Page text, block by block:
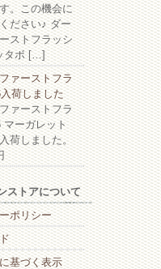
。この機会に
ださい♪ ダー
ストフラッシ
タボ […]
ァーストフラ
荷しました
ァーストフラ
マーガレット
荷しました。
ストアについて
ポリシー
基づく表示